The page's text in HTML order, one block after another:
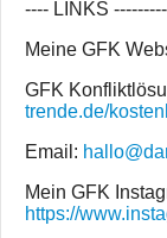
---- LINKS
Meine GFK
GFK
trende.de/
Email:
Mein GFK
https://